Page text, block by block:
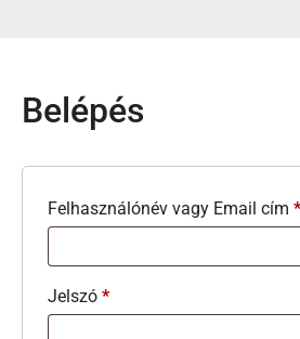
Belépés
Felhasználónév vagy Email cím *
Jelszó *